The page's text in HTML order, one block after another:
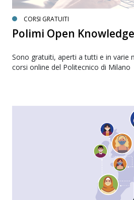
CORSI GRATUITI
Polimi Open Knowledge
Sono gratuiti, aperti a tutti e in varie
corsi online del Politecnico di Milano